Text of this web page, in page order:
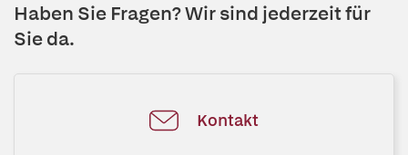
Haben Sie Fragen? Wir sind jederzeit für
Sie da.
Kontakt